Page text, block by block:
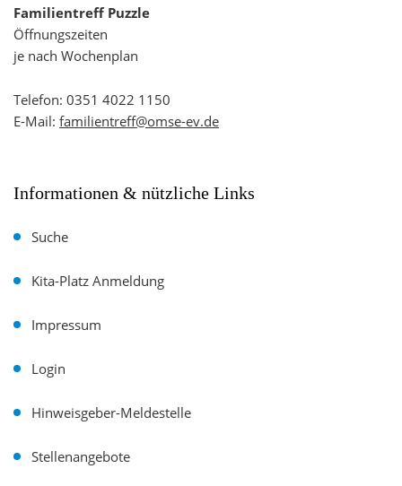
Familientreff Puzzle
Öffnungszeiten
je nach Wochenplan
Telefon: 0351 4022 1150
E-Mail: familientreff@omse-ev.de
Informationen & nützliche Links
Suche
Kita-Platz Anmeldung
Impressum
Login
Hinweisgeber-Meldestelle
Stellenangebote